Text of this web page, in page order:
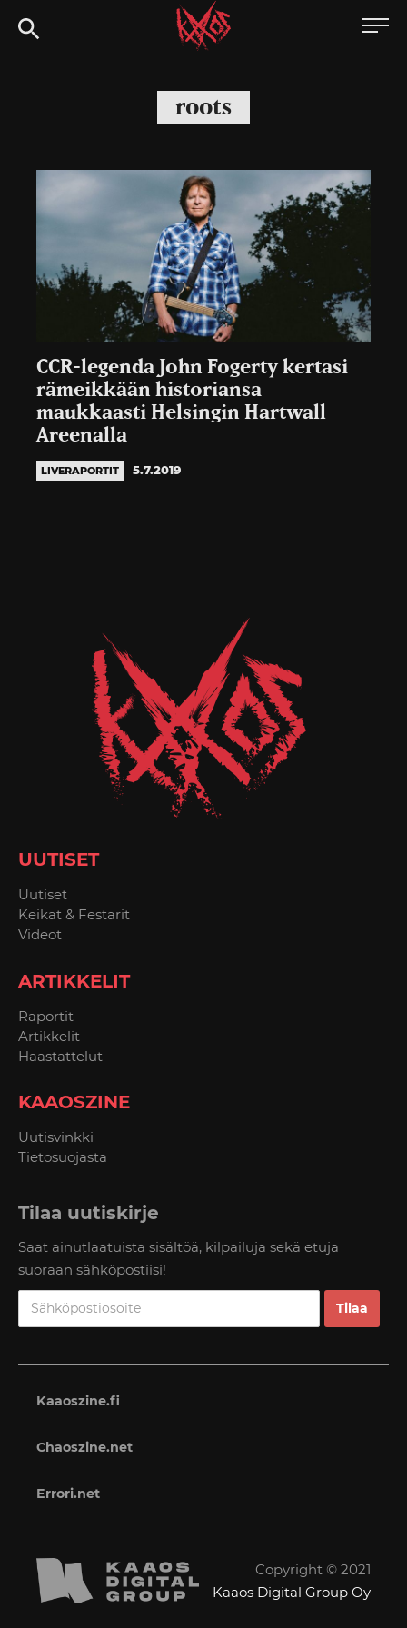
Siirry
suoraan
Kaaoszine
roots
CCR-legenda John Fogerty kertasi
rämeikkään historiansa
maukkaasti Helsingin Hartwall
Areenalla
LIVERAPORTIT 5.7.2019
UUTISET
Uutiset
Keikat & Festarit
Videot
ARTIKKELIT
Raportit
Artikkelit
Haastattelut
KAAOSZINE
Uutisvinkki
Tietosuojasta
Tilaa uutiskirje
Saat ainutlaatuista sisältöä, kilpailuja sekä etuja
suoraan sähköpostiisi!
Kaaoszine.fi
Chaoszine.net
Errori.net
Copyright © 2021
Kaaos Digital Group Oy